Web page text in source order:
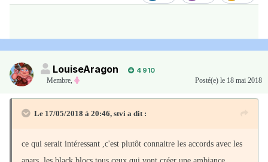
regrette Jean-Luc Mélenchon. Il regrette "le dogmatisme" de leur
toujours pas tranché la question de sa participation.
LouiseAragon
4 910
Membre
Posté(e) le 18 mai 2018
Le 17/05/2018 à 20:46, stvi a dit :
ce qui serait intéressant ,c'est plutôt connaitre les accords avec les